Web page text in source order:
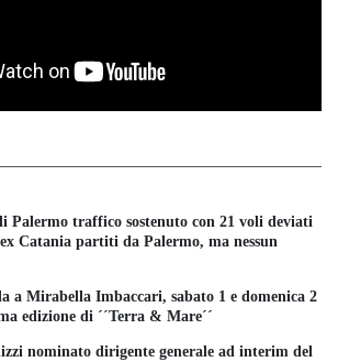
Palermo traffico sostenuto con 21 voli deviati
Catania partiti da Palermo, ma nessun
a Mirabella Imbaccari, sabato 1 e domenica 2
edizione di ´´Terra & Mare´´
nominato dirigente generale ad interim del